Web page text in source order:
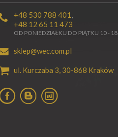
+48 530 788 401 ,
+48 12 65 11 473
OD PONIEDZIAŁKU DO PIĄTKU 10 - 18
sklep@wec.com.pl
ul. Kurczaba 3, 30-868 Kraków